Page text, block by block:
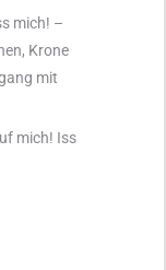
mich! –
Krone
mit
mich! Iss